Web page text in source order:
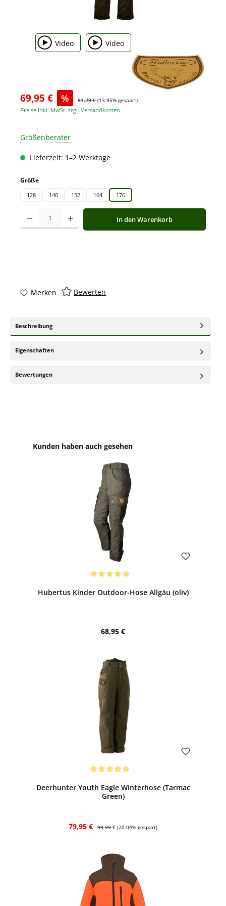
Video Video
69,95 € % 81,29 € (13.95% gespart)
Preise inkl. MwSt. zzgl. Versandkosten
Größenberater
Lieferzeit: 1–2 Werktage
Größeauswählen
128 140 152 164 176
Produkt Anzahl: Gib den gewünschten Wert ein oder benutze die
In den Warenkorb
Merken Bewerten
Beschreibung
Eigenschaften
Bewertungen
Produktgalerie überspringen
Kunden haben auch gesehen
Hubertus Kinder Outdoor-Hose Allgäu (oliv)
Regulärer Preis:
68,95 €
Deerhunter Youth Eagle Winterhose (Tarmac
Green)
Verkaufspreis:
79,95 € Regulärer Preis:
99,99 € (20.04% gespart)